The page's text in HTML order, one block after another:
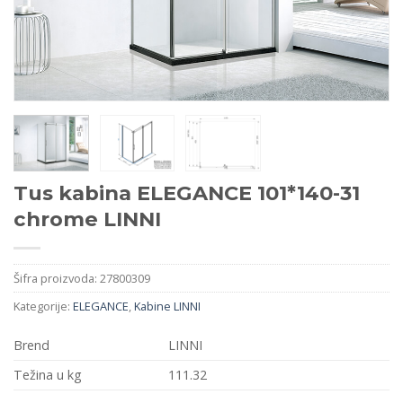
Tus kabina ELEGANCE 101*140-31
chrome LINNI
Šifra proizvoda: 27800309
Kategorije: ELEGANCE,Kabine LINNI
Brend
LINNI
Težina u kg
111.32